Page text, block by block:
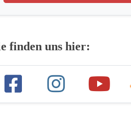
finden uns hier: